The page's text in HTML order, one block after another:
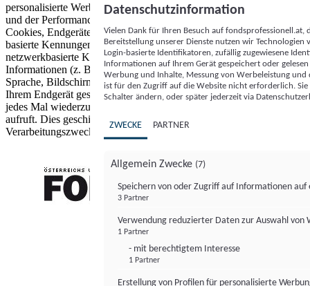
personalisierte Werbung und Inhalte, Messung von Werbeleistung
und der Performance von Inhalten sowie Zielgruppenforschung.
Cookies, Endgeräte- oder ähnliche Online-Kennungen (z. B. login-
basierte Kennungen, zufällig generierte Kennungen,
netzwerkbasierte Kennungen) können zusammen mit anderen
Informationen (z. B. Browsertyp und Browserinformationen,
Sprache, Bildschirmgröße, unterstützte Technologien usw.) auf
Ihrem Endgerät gespeichert oder von dort ausgelesen werden, um es
jedes Mal wiederzuerkennen, wenn es eine App oder einer Webseite
aufruft. Dies geschieht für einen oder mehrere der hier aufgeführten
Verarbeitungszwecke.
Datenschutzinformation
Vielen Dank für Ihren Besuch auf
Bereitstellung unserer Dienste nutzen wir Technologien
Login-basierte Identifikatoren, zufällig zugewiesene
Informationen auf Ihrem Gerät gespeichert oder
Werbung und Inhalte, Messung von Werbeleistung
ist für den Zugriff auf die Website nicht erforderlich.
Schalter ändern, oder später jederzeit via
ZWECKE PARTNER
Allgemein Zwecke (7)
Speichern von oder Zugriff auf Informationen auf
3 Partner
Verwendung reduzierter Daten zur Auswahl von
1 Partner
- mit berechtigtem Interesse
1 Partner
Erstellung von Profilen für personalisierte
FONDS professionell